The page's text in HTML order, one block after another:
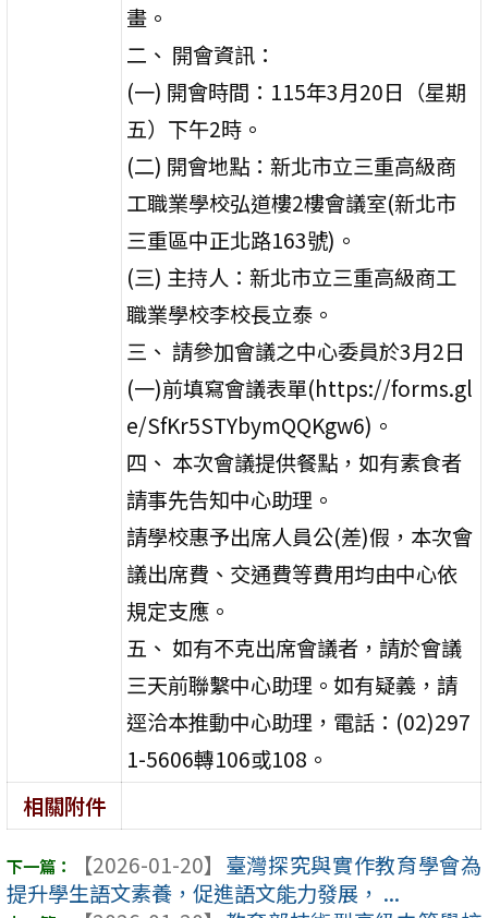
畫。
二、 開會資訊：
(一) 開會時間：115年3月20日（星期
五）下午2時。
(二) 開會地點：新北市立三重高級商
工職業學校弘道樓2樓會議室(新北市
三重區中正北路163號)。
(三) 主持人：新北市立三重高級商工
職業學校李校長立泰。
三、 請參加會議之中心委員於3月2日
(一)前填寫會議表單(https://forms.gl
e/SfKr5STYbymQQKgw6)。
四、 本次會議提供餐點，如有素食者
請事先告知中心助理。
請學校惠予出席人員公(差)假，本次會
議出席費、交通費等費用均由中心依
規定支應。
五、 如有不克出席會議者，請於會議
三天前聯繫中心助理。如有疑義，請
逕洽本推動中心助理，電話：(02)297
1-5606轉106或108。
相關附件
【2026-01-20】 臺灣探究與實作教育學會為
提升學生語文素養，促進語文能力發展， ...